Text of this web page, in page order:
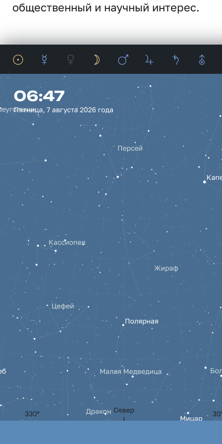
общественный и научный интерес.